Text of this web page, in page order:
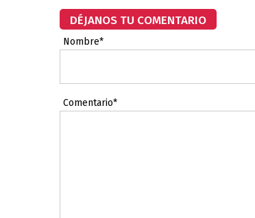
DÉJANOS TU COMENTARIO
Nombre*
Comentario*